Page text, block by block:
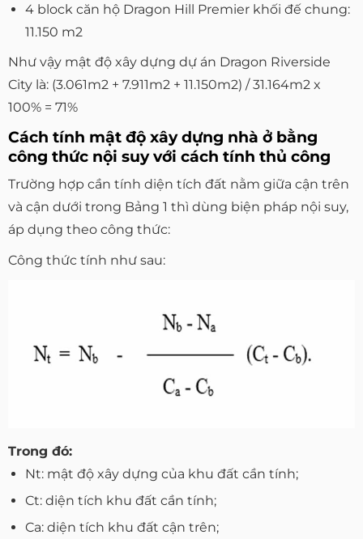
4 block căn hộ Dragon Hill Premier khối đế chung:
11.150 m2
Như vậy mật độ xây dựng dự án Dragon Riverside
City là: (3.061m2 + 7.911m2 + 11.150m2) / 31.164m2 x
100% = 71%
Cách tính mật độ xây dựng nhà ở bằng
công thức nội suy với cách tính thủ công
Trường hợp cần tính diện tích đất nằm giữa cận trên
và cận dưới trong Bảng 1 thì dùng biện pháp nội suy,
áp dụng theo công thức:
Công thức tính như sau:
Trong đó:
Nt: mật độ xây dựng của khu đất cần tính;
Ct: diện tích khu đất cần tính;
Ca: diện tích khu đất cận trên;